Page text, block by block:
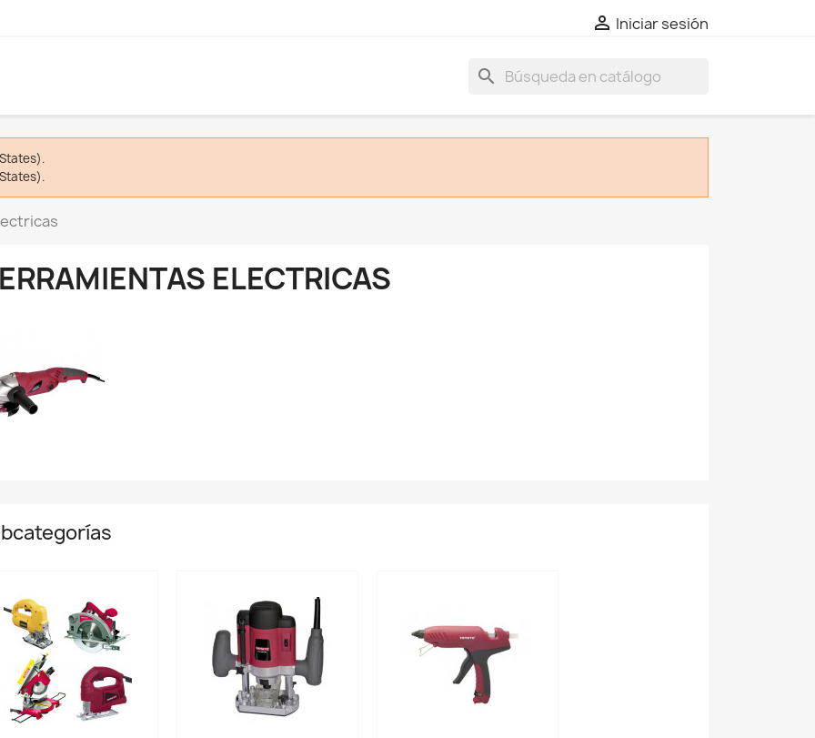
 Iniciar sesión
search
ELECTRICAS